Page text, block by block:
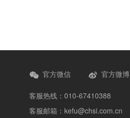
官方微信 官方微博
客服热线：010-67410388
客服邮箱：kefu@chsi.com.cn